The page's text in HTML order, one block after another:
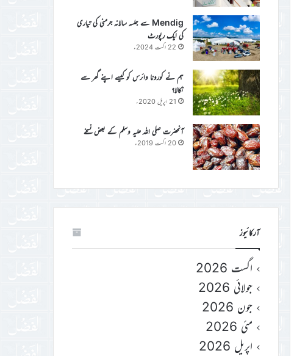
Mendig سے جلسہ سالانہ جرمنی کی تیاری
کی ایک رپورٹ
22 اگست 2024ء
ہم نے کورونا وائرس کو کیسے اپنے گھر سے
نکالا؟
21 اپریل 2020ء
آنحضرت صلی اللہ علیہ وسلم کے بعض نسخے
20 اگست 2019ء
آرکائیوز
اگست 2026
جولائی 2026
جون 2026
مئی 2026
اپریل 2026